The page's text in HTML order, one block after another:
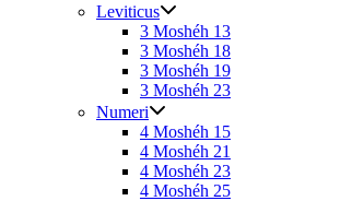
Leviticus
3 Moshéh 13
3 Moshéh 18
3 Moshéh 19
3 Moshéh 23
Numeri
4 Moshéh 15
4 Moshéh 21
4 Moshéh 23
4 Moshéh 25